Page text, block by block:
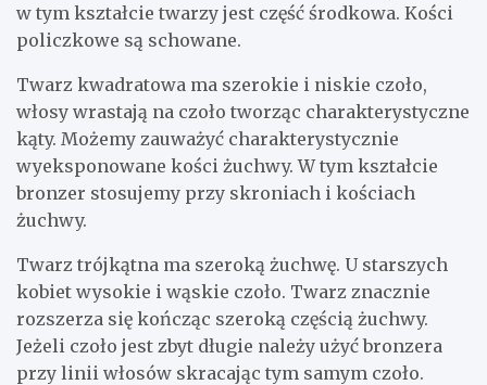
w tym kształcie twarzy jest część środkowa. Kości
policzkowe są schowane.
Twarz kwadratowa ma szerokie i niskie czoło,
włosy wrastają na czoło tworząc charakterystyczne
kąty. Możemy zauważyć charakterystycznie
wyeksponowane kości żuchwy. W tym kształcie
bronzer stosujemy przy skroniach i kościach
żuchwy.
Twarz trójkątna ma szeroką żuchwę. U starszych
kobiet wysokie i wąskie czoło. Twarz znacznie
rozszerza się kończąc szeroką częścią żuchwy.
Jeżeli czoło jest zbyt długie należy użyć bronzera
przy linii włosów skracając tym samym czoło.